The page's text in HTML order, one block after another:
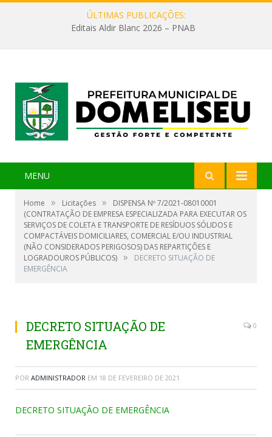
ÚLTIMAS PUBLICAÇÕES:
Editais Aldir Blanc 2026 – PNAB
MENU
Home » Licitações »
DISPENSA Nº 7/2021-08010001
(CONTRATAÇÃO DE EMPRESA ESPECIALIZADA PARA EXECUTAR OS
SERVIÇOS DE COLETA E TRANSPORTE DE RESÍDUOS SÓLIDOS E
COMPACTÁVEIS DOMICILIARES, COMERCIAL E/OU INDUSTRIAL
(NÃO CONSIDERADOS PERIGOSOS) DAS REPARTIÇÕES E
LOGRADOUROS PÚBLICOS) »
DECRETO SITUAÇÃO DE
EMERGÊNCIA
DECRETO SITUAÇÃO DE
EMERGÊNCIA
0
POR ADMINISTRADOR EM 18 DE FEVEREIRO DE 2021
DECRETO SITUAÇÃO DE EMERGÊNCIA